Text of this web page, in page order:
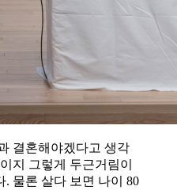
결혼해야겠다고 생각
지 그렇게 두근거림이
. 물론 살다 보면 나이 80